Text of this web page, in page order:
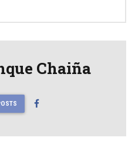
Chaiña